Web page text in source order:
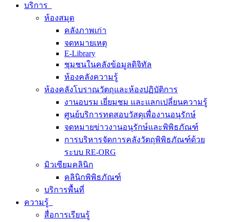
บริการ
ห้องสมุด
คลังภาพเก่า
จดหมายเหตุ
E-Library
ชุมชนในคลังข้อมูลดิจิทัล
ห้องคลังความรู้
ห้องคลังโบราณวัตถุและห้องปฏิบัติการ
งานอบรม เยี่ยมชม และแลกเปลี่ยนความรู้
ศูนย์บริการทดสอบวัสดุเพื่องานอนุรักษ์
จดหมายข่าวงานอนุรักษ์และพิพิธภัณฑ์
การบริหารจัดการคลังวัตถุพิพิธภัณฑ์ด้วย
ระบบ RE-ORG
มิวเซียมคลินิก
คลินิกพิพิธภัณฑ์
บริการพื้นที่
ความรู้
สื่อการเรียนรู้